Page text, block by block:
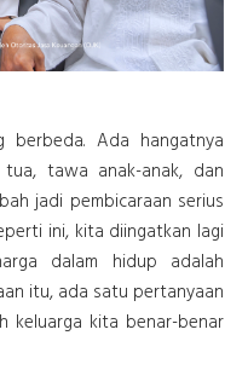
berbeda. Ada hangatnya
tawa anak-anak, dan
jadi pembicaraan serius
ini, kita diingatkan lagi
dalam hidup adalah
itu, ada satu pertanyaan
keluarga kita benar-benar